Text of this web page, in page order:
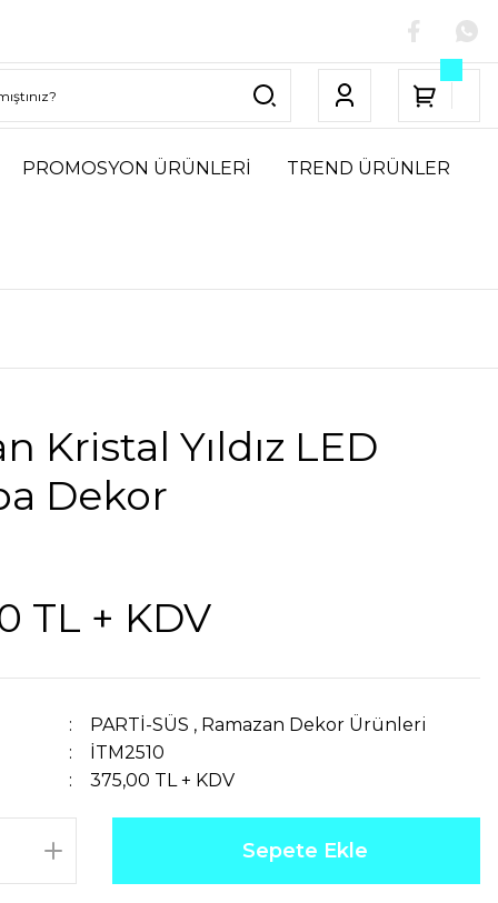
PROMOSYON ÜRÜNLERİ TREND ÜRÜNLER
Kristal Yıldız LED
Dekor
TL + KDV
PARTİ-SÜS , Ramazan Dekor Ürünleri
İTM2510
375,00 TL + KDV
Sepete Ekle